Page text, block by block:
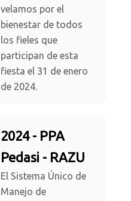
velamos por el
bienestar de todos
los fieles que
participan de esta
fiesta el 31 de enero
de 2024.
2024 - PPA
Pedasi - RAZU
El Sistema Único de
Manejo de